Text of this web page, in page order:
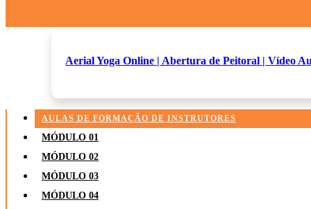
Aerial Yoga Online | Abertura de Peitoral | Vídeo
AULAS DE FORMAÇÃO DE INSTRUTORES
MÓDULO 01
MÓDULO 02
MÓDULO 03
MÓDULO 04